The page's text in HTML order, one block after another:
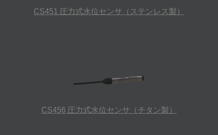
CS451 圧力式水位センサ（ステンレス製）
CS456 圧力式水位センサ（チタン製）